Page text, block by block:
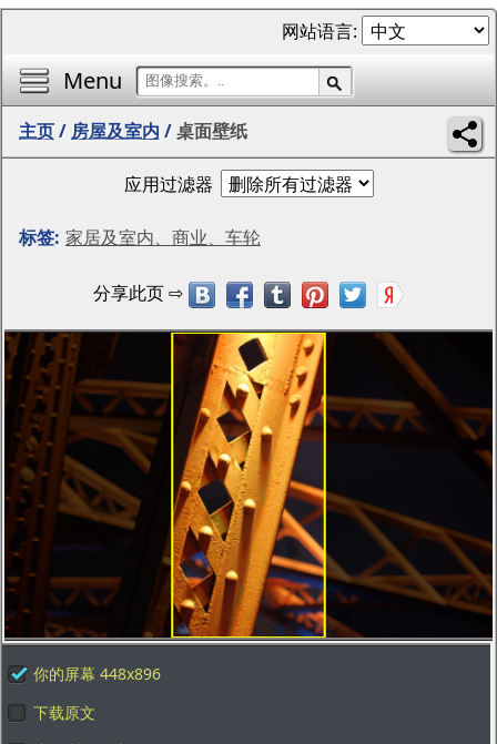
Menu
网站语言:
主页/ 房屋及室内 /桌面壁纸
应用过滤器
标签: 家居及室内、商业、车轮
你的屏幕 448x896
下载原文